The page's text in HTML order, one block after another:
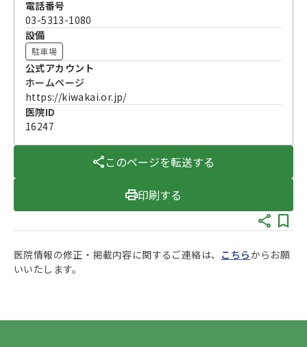
電話番号
03-5313-1080
設備
駐車場
公式アカウント
ホームページ
https://kiwakai.or.jp/
医院ID
16247
このページを転送する
印刷する
医院情報の修正・掲載内容に関するご連絡は、 こちらからお願
いいたします。